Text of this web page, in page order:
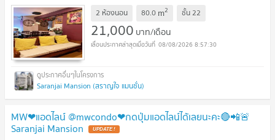
2 ห้องนอน 80.0 m2 ชั้น22
21,000 บาท/เดือน
08/08/2026 8:57:30
Saranjai Mansion (สราญใจ แมนชั่น)
MW❤แอดไลน์ @mwcondo❤กดปุ่มแอดไลน์ได้เลยนะคะ🔴📲🚨
Saranjai Mansion